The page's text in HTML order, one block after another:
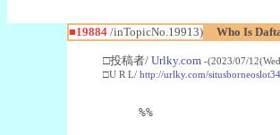
■19884/inTopicNo.19913) Who Is
□投稿者/ Urlky.com -(2023/07/
□U R L/ http://urlky.com/
%%